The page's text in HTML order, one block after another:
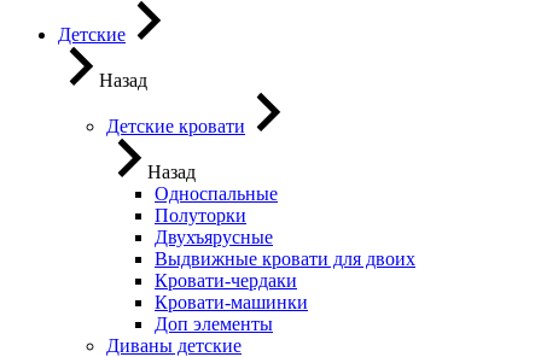
Детские
Назад
Детские кровати
Назад
Односпальные
Полуторки
Двухъярусные
Выдвижные кровати для двоих
Кровати-чердаки
Кровати-машинки
Доп элементы
Диваны детские